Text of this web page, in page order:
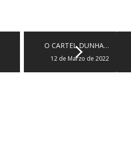
O CARTEL DUNHA…
12 de Marzo de 2022